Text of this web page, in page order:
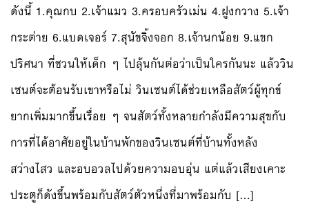
ดังนี้ 1.คุณกบ 2.เจ้าแมว 3.ครอบครัวเม่น 4.ฝูงกวาง 5.เจ้า
กระต่าย 6.แบดเจอร์ 7.สุนัขจิ้งจอก 8.เจ้านกน้อย 9.แขก
ปริศนา ที่ชวนให้เด็ก ๆ ไปลุ้นกันต่อว่าเป็นใครกันนะ แล้ววิน
เซนต์จะต้อนรับเขาหรือไม่ วินเซนต์ได้ช่วยเหลือสัตว์ผู้ทุกข์
ยากเพิ่มมากขึ้นเรื่อย ๆ จนสัตว์ทั้งหลายกำลังมีความสุขกับ
การที่ได้อาศัยอยู่ในบ้านพักของวินเซนต์ที่บ้านทั้งหลัง
สว่างไสว และอบอวลไปด้วยความอบอุ่น แต่แล้วเสียงเคาะ
ประตูก็ดังขึ้นพร้อมกับสัตว์ตัวหนึ่งที่มาพร้อมกับ […]